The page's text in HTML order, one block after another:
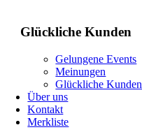
Glückliche Kunden
Gelungene Events
Meinungen
Glückliche Kunden
Über uns
Kontakt
Merkliste